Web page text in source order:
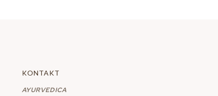
KONTAKT
AYURVEDICA